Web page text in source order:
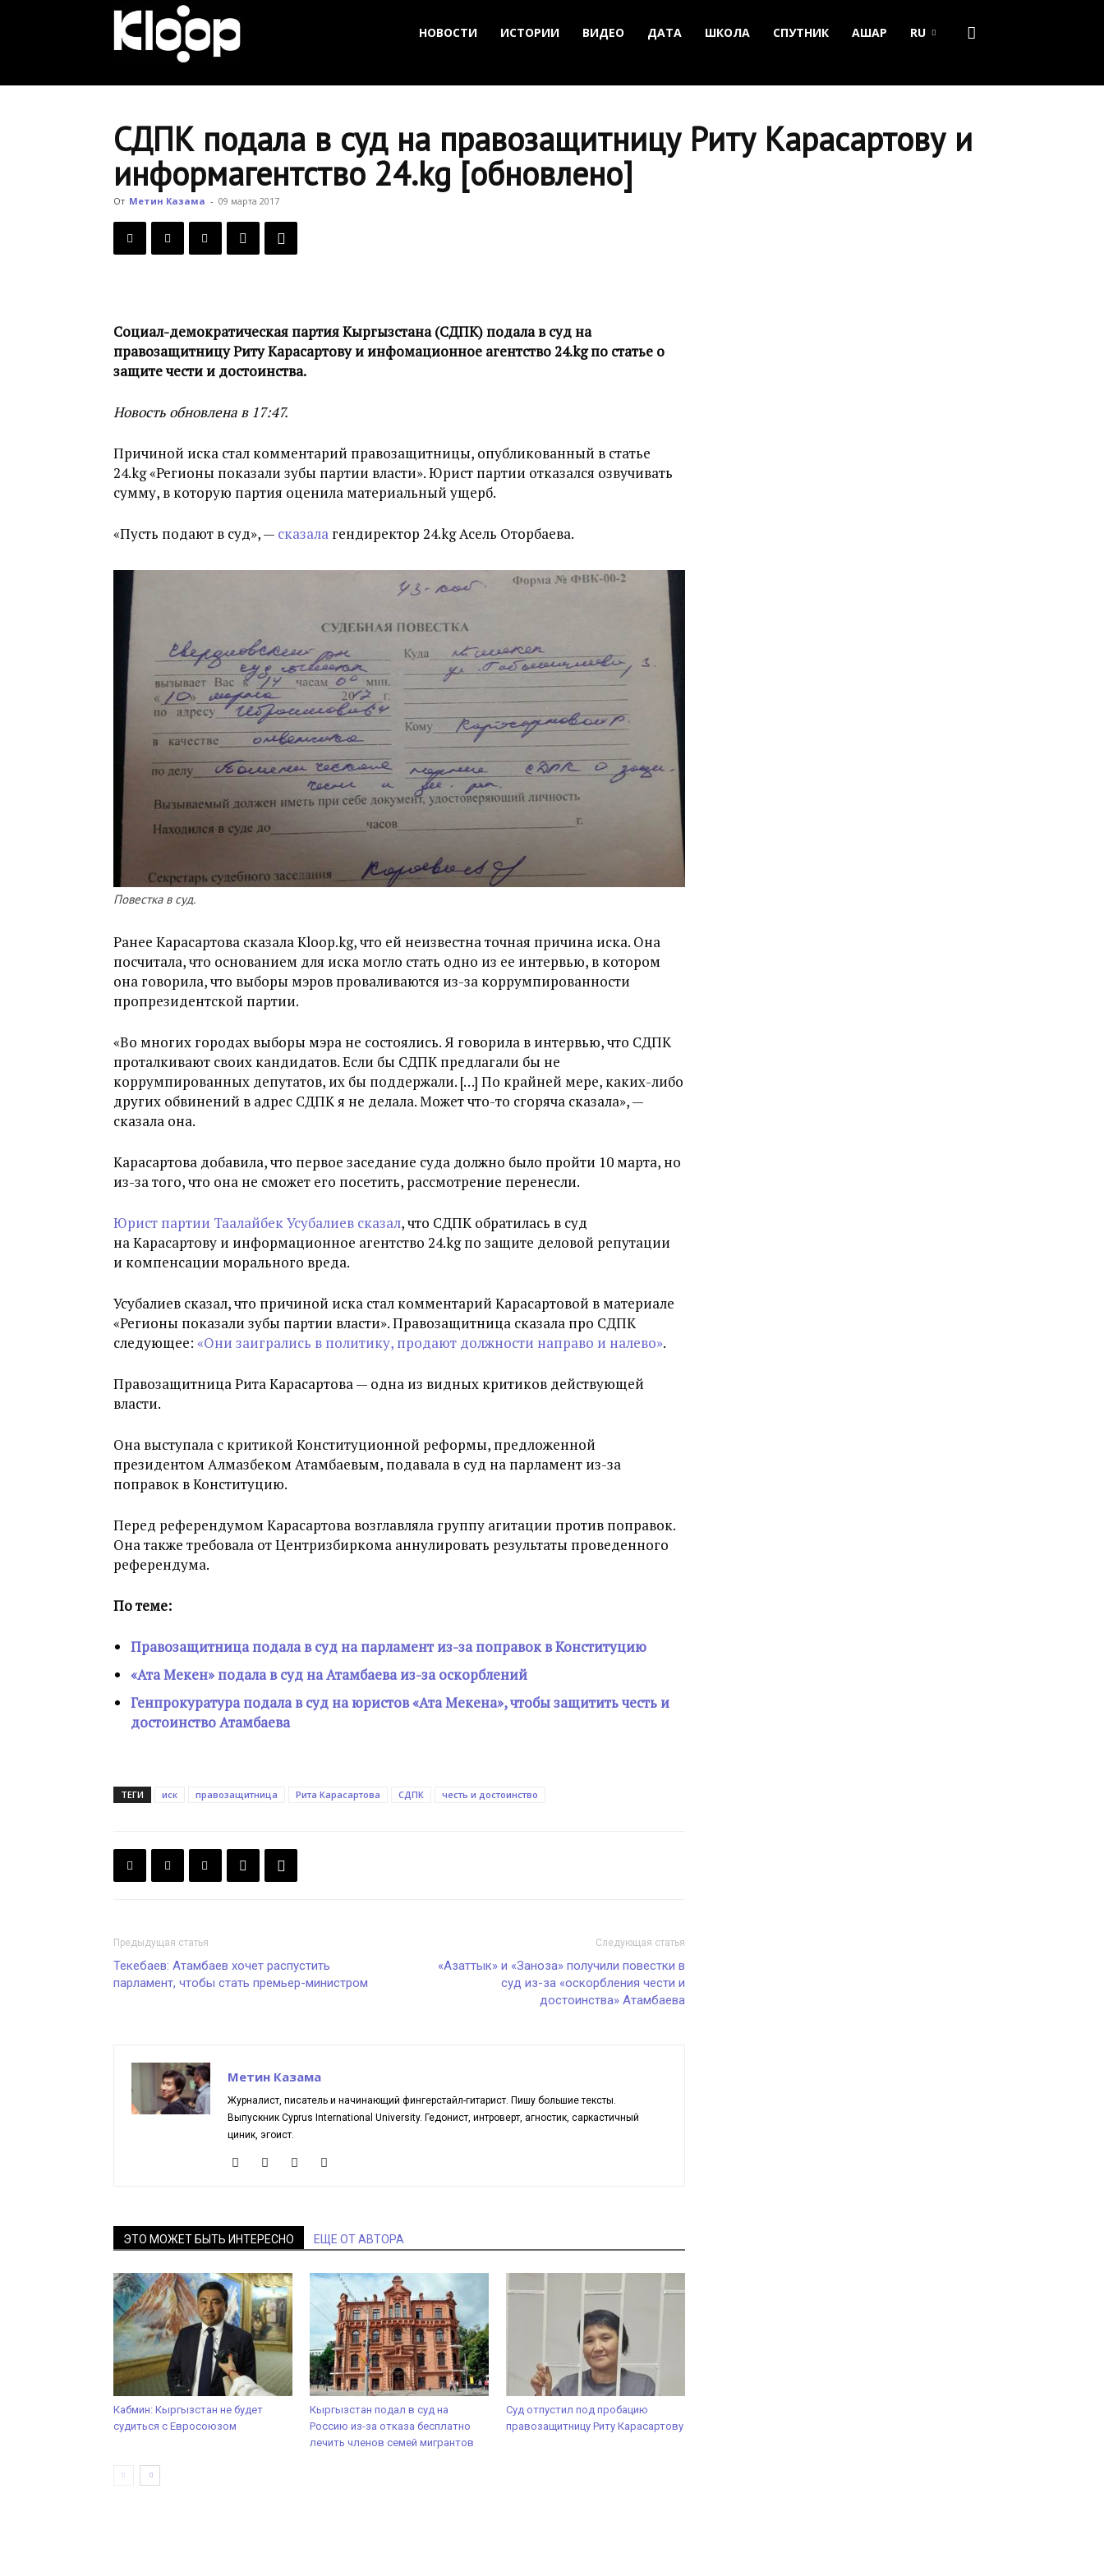
Новости
Кыргызстана
НОВОСТИ ИСТОРИИ ВИДЕО ДАТА ШКОЛА СПУТНИК АШАР RU
СДПК подала в суд на правозащитницу Риту Карасартову и
информагентство 24.kg [обновлено]
От Метин Казама - 09 марта 2017
Социал-демократическая партия Кыргызстана (СДПК) подала в суд на
правозащитницу Риту Карасартову и инфомационное агентство 24.kg по статье о
защите чести и достоинства.
Новость обновлена в 17:47.
Причиной иска стал комментарий правозащитницы, опубликованный в статье
24.kg «Регионы показали зубы партии власти». Юрист партии отказался озвучивать
сумму, в которую партия оценила материальный ущерб.
«Пусть подают в суд», — сказала гендиректор 24.kg Асель Оторбаева.
Повестка в суд.
Ранее Карасартова сказала Kloop.kg, что ей неизвестна точная причина иска. Она
посчитала, что основанием для иска могло стать одно из ее интервью, в котором
она говорила, что выборы мэров проваливаются из-за коррумпированности
пропрезидентской партии.
«Во многих городах выборы мэра не состоялись. Я говорила в интервью, что СДПК
проталкивают своих кандидатов. Если бы СДПК предлагали бы не
коррумпированных депутатов, их бы поддержали. […] По крайней мере, каких-либо
других обвинений в адрес СДПК я не делала. Может что-то сгоряча сказала», —
сказала она.
Карасартова добавила, что первое заседание суда должно было пройти 10 марта, но
из-за того, что она не сможет его посетить, рассмотрение перенесли.
Юрист партии Таалайбек Усубалиев сказал, что СДПК обратилась в суд
на Карасартову и информационное агентство 24.kg по защите деловой репутации
и компенсации морального вреда.
Усубалиев сказал, что причиной иска стал комментарий Карасартовой в материале
«Регионы показали зубы партии власти». Правозащитница сказала про СДПК
следующее: «Они заигрались в политику, продают должности направо и налево».
Правозащитница Рита Карасартова — одна из видных критиков действующей
власти.
Она выступала с критикой Конституционной реформы, предложенной
президентом Алмазбеком Атамбаевым, подавала в суд на парламент из-за
поправок в Конституцию.
Перед референдумом Карасартова возглавляла группу агитации против поправок.
Она также требовала от Центризбиркома аннулировать результаты проведенного
референдума.
По теме:
Правозащитница подала в суд на парламент из-за поправок в Конституцию
«Ата Мекен» подала в суд на Атамбаева из-за оскорблений
Генпрокуратура подала в суд на юристов «Ата Мекена», чтобы защитить честь и
достоинство Атамбаева
ТЕГИ иск правозащитница Рита Карасартова СДПК честь и достоинство
Предыдущая статья
Текебаев: Атамбаев хочет распустить
парламент, чтобы стать премьер-министром
Следующая статья
«Азаттык» и «Заноза» получили повестки в
суд из-за «оскорбления чести и
достоинства» Атамбаева
Метин Казама
Журналист, писатель и начинающий фингерстайл-гитарист. Пишу большие тексты.
Выпускник Cyprus International University. Гедонист, интроверт, агностик, саркастичный
циник, эгоист.
ЭТО МОЖЕТ БЫТЬ ИНТЕРЕСНО ЕЩЕ ОТ АВТОРА
Кабмин: Кыргызстан не будет
судиться с Евросоюзом
Кыргызстан подал в суд на
Россию из-за отказа бесплатно
лечить членов семей мигрантов
Суд отпустил под пробацию
правозащитницу Риту Карасартову